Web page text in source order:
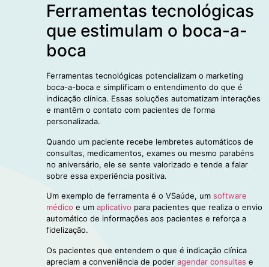
Ferramentas tecnológicas
que estimulam o boca-a-
boca
Ferramentas tecnológicas potencializam o marketing
boca-a-boca e simplificam o entendimento do que é
indicação clínica. Essas soluções automatizam interações
e mantêm o contato com pacientes de forma
personalizada.
Quando um paciente recebe lembretes automáticos de
consultas, medicamentos, exames ou mesmo parabéns
no aniversário, ele se sente valorizado e tende a falar
sobre essa experiência positiva.
Um exemplo de ferramenta é o VSaúde, umsoftware
médico e umaplicativo para pacientes que realiza o envio
automático de informações aos pacientes e reforça a
fidelização.
Os pacientes que entendem o que é indicação clínica
apreciam a conveniência de poderagendar consultas e